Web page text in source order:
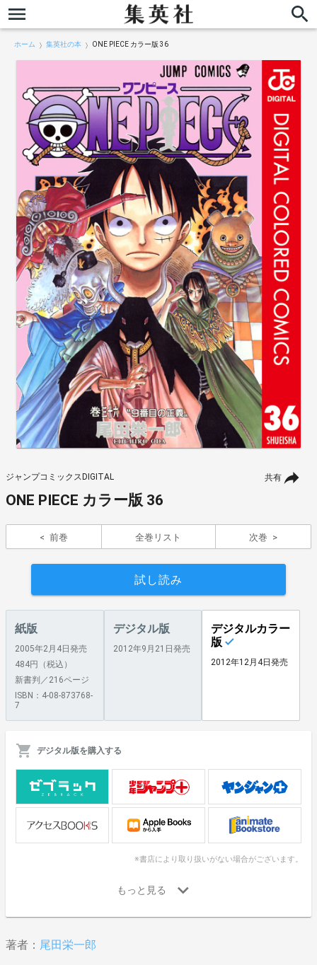
ホーム 集英社の本 ONE PIECE カラー版 36
共有
ジャンプコミックスDIGITAL
ONE PIECE カラー版 36
前巻 全巻リスト 次巻
試し読み
紙版
2005年2月4日発売
484円（税込）
新書判／216ページ
ISBN：4-08-873768-
7
デジタル版
2012年9月21日発売
デジタルカラー
版
2012年12月4日発売
デジタル版を購入する
※書店により取り扱いがない場合がございます。
著者： 尾田栄一郎